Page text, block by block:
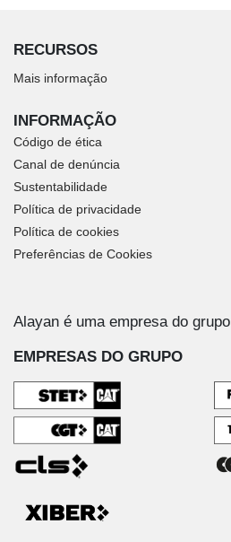
RECURSOS
Mais informação
INFORMAÇÃO
Código de ética
Canal de denúncia
Sustentabilidade
Política de privacidade
Política de cookies
Preferências de Cookies
Alayan é uma empresa do grupo
EMPRESAS DO GRUPO